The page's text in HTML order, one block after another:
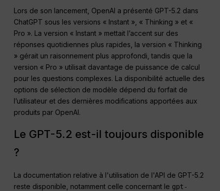
Lors de son lancement, OpenAI a présenté GPT-5.2 dans
ChatGPT sous les versions « Instant », « Thinking » et «
Pro ». La version « Instant » mettait l’accent sur des
réponses quotidiennes plus rapides, la version « Thinking
» gérait un raisonnement plus approfondi, tandis que la
version « Pro » utilisait davantage de puissance de calcul
pour les questions complexes. La disponibilité actuelle des
options de sélection de modèle dépend du forfait de
l’utilisateur et des dernières modifications apportées aux
produits par OpenAI.
Le GPT-5.2 est-il toujours disponible
?
La documentation relative à l'utilisation de l'API de GPT-5.2
reste disponible, notamment celle concernant le gpt-